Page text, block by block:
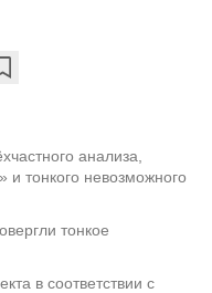
анализа,
и тонкого невозможного
тонкое
в соответствии с